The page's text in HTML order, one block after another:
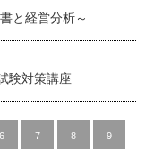
と経営分析～
験対策講座
6 7 8 9